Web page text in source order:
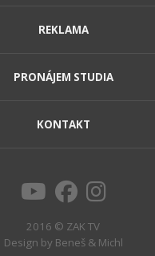
REKLAMA
PRONÁJEM STUDIA
KONTAKT
2016 © ZAK TV
Design by Beneš & Michl